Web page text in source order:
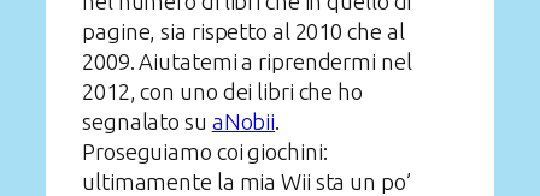
pagine, sia rispetto al 2010 che al
2009. Aiutatemi a riprendermi nel
2012, con uno dei libri che ho
segnalato su aNobii.
Proseguiamo coi giochini:
ultimamente la mia Wii sta un po’